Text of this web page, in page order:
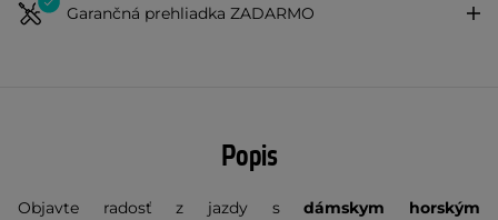
Garančná prehliadka ZADARMO
Popis
Objavte radosť z jazdy sdámskym horským